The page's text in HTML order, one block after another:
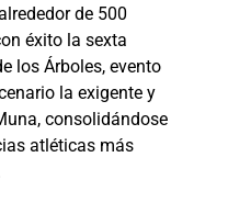
de 500
éxito la sexta
los Árboles, evento
la exigente y
consolidándose
atléticas más